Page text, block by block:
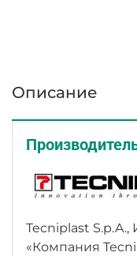
ЖИВОТНЫХ
между
стеллаже
Может
аварийного/
нет
Описание
Tecniplast S.p.A.,
«Компания